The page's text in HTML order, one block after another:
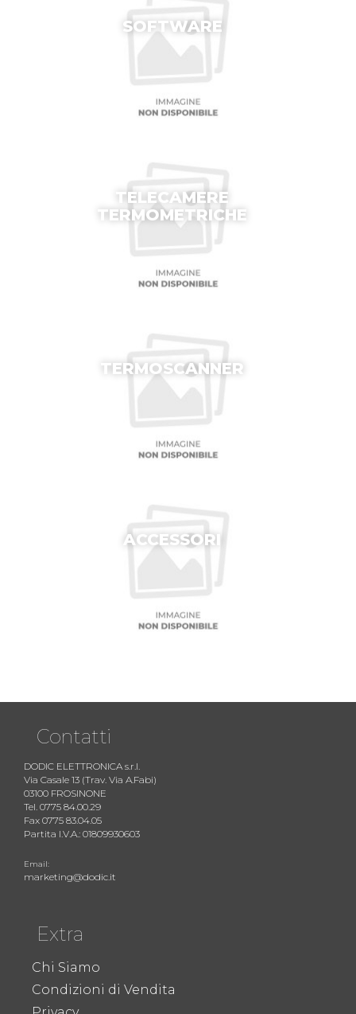
SOFTWARE
TELECAMERE
TERMOMETRICHE
TERMOSCANNER
ACCESSORI
Contatti
DODIC ELETTRONICA s.r.l.
Via Casale 13 (Trav. Via A.Fabi)
03100 FROSINONE
Tel. 0775 84.00.29
Fax 0775 83.04.05
Partita I.V.A.: 01809930603
Email:
marketing@dodic.it
Extra
Chi Siamo
Condizioni di Vendita